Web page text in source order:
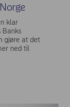
klar
Banks
gjøre at det
ned til